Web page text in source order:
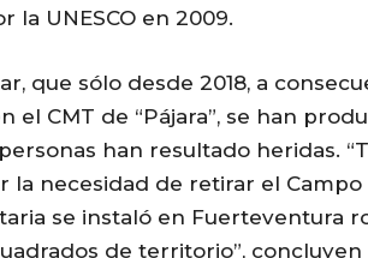
la UNESCO en 2009.
que sólo desde 2018, a
el CMT de “Pájara”, se han
han resultado heridas.
la necesidad de retirar el
se instaló en Fuerteventura
de territorio”,